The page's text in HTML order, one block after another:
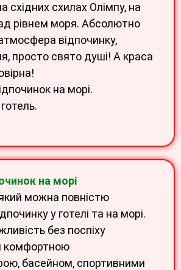
східних схилах Олімпу, на
рівнем моря. Абсолютно
відпочинку,
просто свято душі! А краса
на морі.
на морі
можна повністю
у готелі та на морі.
без поспіху
комфортною
басейном, спортивними